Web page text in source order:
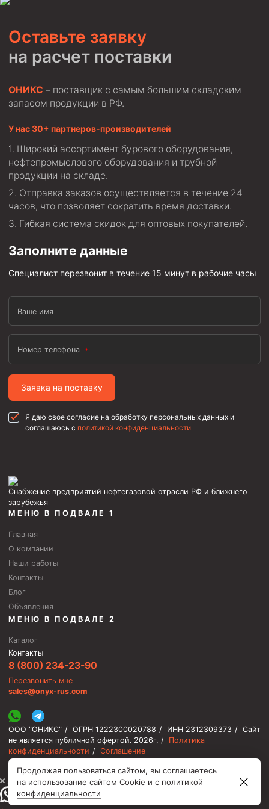
Муфта БТС 324
Муфта БТС 245
Муфта БТС 168
Муфта ОТТМ 245
Муфта ОТТМ 324
Муфта ОТТМ 178
Муфта ОТТМ 168
Муфта ОТТГ 168
Муфта ОТТГ 146
Буровое оборудование
Фонтанная и запорная арматура
Оборудование для трубопроводов и манифольдов
Задвижки буровые
Элеваторы трубные
приготовления и очистки бурового раствора
Краны шаровые КШЗ
Устройство экранирующее для цементирования
скважин УЭЦС
Турбулизаторы типа ЦТ
Переводники
Кольца ограничительные ПЦ и ЦЦ
Краны шаровые и пробковые
Муфты ступенчатого цементирования
Оставьте заявку
на расчет поставки
ОНИКС – поставщик с самым большим складским
запасом продукции в РФ.
У нас 30+ партнеров-производителей
Широкий ассортимент бурового оборудования,
нефтепромыслового оборудования и трубной
продукции на складе.
Отправка заказов осуществляется в течение 24
часов, что позволяет сократить время доставки.
Гибкая система скидок для оптовых покупателей.
Заполните данные
Специалист перезвонит в течение 15 минут в рабочие часы
Ваше имя
Номер телефона
Заявка на поставку
Я даю свое согласие на обработку персональных данных и
соглашаюсь с политикой конфиденциальности
Снабжение предприятий нефтегазовой отрасли РФ и ближнего
зарубежья
МЕНЮ В ПОДВАЛЕ 1
Главная
О компании
Наши работы
Контакты
Блог
Объявления
МЕНЮ В ПОДВАЛЕ 2
Каталог
Контакты
8 (800) 234-23-90
Перезвонить мне
sales@onyx-rus.com
ООО "ОНИКС" / ОГРН 1222300020788 / ИНН 2312309373 / Сайт
не является публичной офертой. 2026г. /
Политика
конфиденциальности / Соглашение
⚡️ Мы онлайн, ответим быстро
Продолжая пользоваться сайтом, вы соглашаетесь
на использование сайтом Cookie и с политикой
конфиденциальности